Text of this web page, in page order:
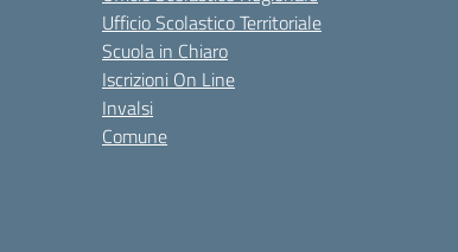
Ufficio Scolastico Territoriale
Scuola in Chiaro
Iscrizioni On Line
Invalsi
Comune